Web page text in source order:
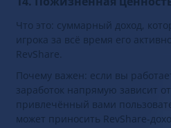
14. Пожизненная
Что это: суммарный доход,
игрока за всё время его
Почему важен: если вы
заработок напрямую зависит
привлечённый вами